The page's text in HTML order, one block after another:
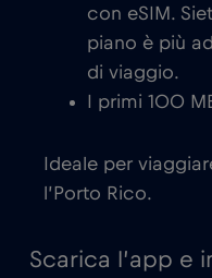
con eSIM.
piano è più
di viaggio.
I primi 100
Ideale per
l’Porto Rico.
Scarica l’app e